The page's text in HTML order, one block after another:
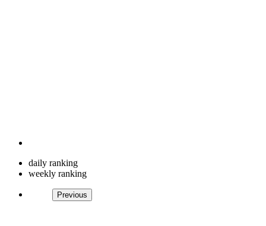
daily ranking
weekly ranking
Previous